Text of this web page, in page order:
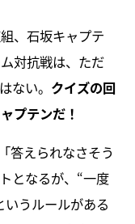
、石坂キャプテ
対抗戦は、ただ
ない。 クイズの回
プテンだ！
答えられなさそう
となるが、“一度
うルールがある